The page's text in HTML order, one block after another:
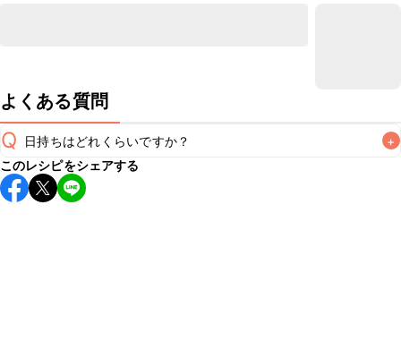
よくある質問
Q 日持ちはどれくらいですか？ +
こちらのレシピは出来たてをお召し上がりいただくことをお
すすめします。
このレシピをシェアする